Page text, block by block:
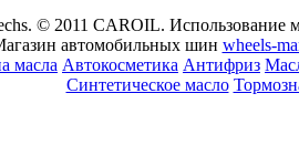
© 2011 CAROIL. Использование
автомобильных шин wheels-
масла Автокосметика Антифриз
Синтетическое масло